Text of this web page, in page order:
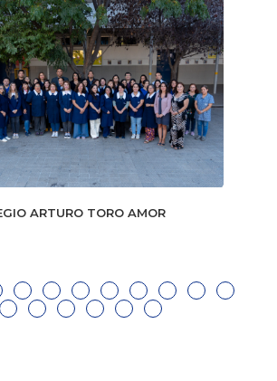
ARTURO TORO AMOR